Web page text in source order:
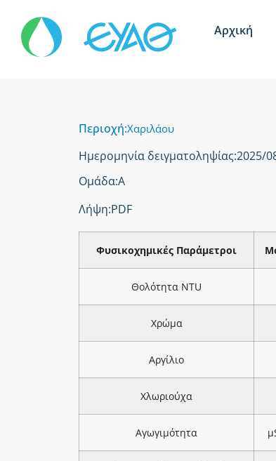
Αρχική
Περιοχή:Χαριλάου
Ημερομηνία δειγματοληψίας:2025/
Ομάδα:Α
Λήψη:PDF
Φυσικοχημικές Παράμετροι
Θολότητα NTU
Χρώμα
Αργίλιο
Χλωριούχα
Αγωγιμότητα